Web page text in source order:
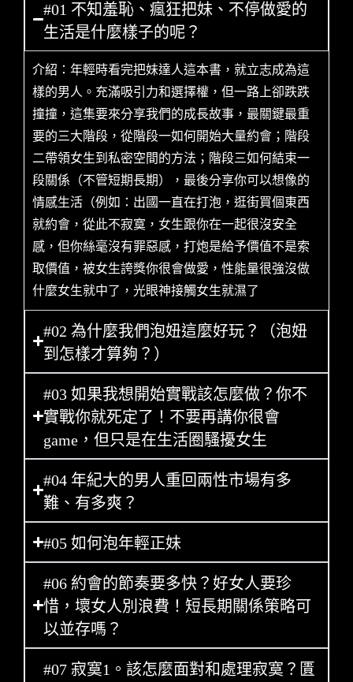
#01 不知羞恥、瘋狂把妹、不停做愛的
生活是什麼樣子的呢？
介紹：年輕時看完把妹達人這本書，就立志成為這
樣的男人。充滿吸引力和選擇權，但一路上卻跌跌
撞撞，這集要來分享我們的成長故事，最關鍵最重
要的三大階段，從階段一如何開始大量約會；階段
二帶領女生到私密空間的方法；階段三如何結束一
段關係（不管短期長期），最後分享你可以想像的
情感生活（例如：出國一直在打泡，逛街買個東西
就約會，從此不寂寞，女生跟你在一起很沒安全
感，但你絲毫沒有罪惡感，打炮是給予價值不是索
取價值，被女生誇獎你很會做愛，性能量很強沒做
什麼女生就中了，光眼神接觸女生就濕了
#02 為什麼我們泡妞這麼好玩？（泡妞
到怎樣才算夠？）
#03 如果我想開始實戰該怎麼做？你不
實戰你就死定了！不要再講你很會
game，但只是在生活圈騷擾女生
#04 年紀大的男人重回兩性市場有多
難、有多爽？
#05 如何泡年輕正妹
#06 約會的節奏要多快？好女人要珍
惜，壞女人別浪費！短長期關係策略可
以並存嗎？
#07 寂寞1。該怎麼面對和處理寂寞？匱